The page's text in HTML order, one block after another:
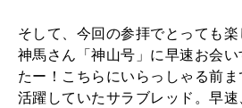
そして、今回の参拝でとっても
神馬さん「神山号」に早速お会
たー！こちらにいらっしゃる前
活躍していたサラブレッド。早速